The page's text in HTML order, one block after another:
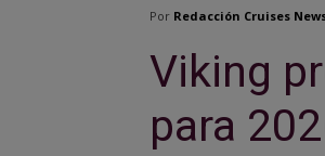
Por Redacción Cruises
Viking
para